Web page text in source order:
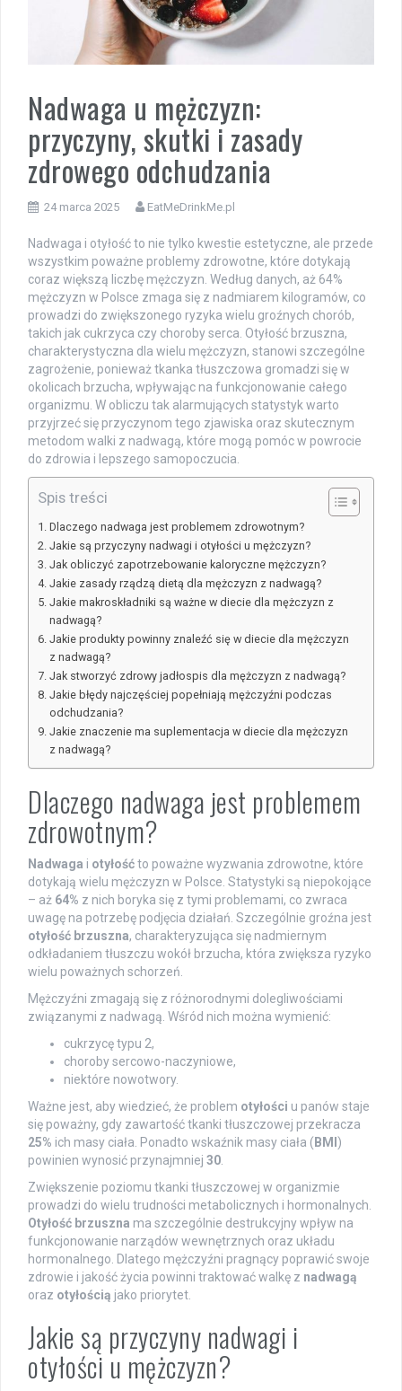
Nadwaga u mężczyzn:
przyczyny, skutki i zasady
zdrowego odchudzania
24 marca 2025 EatMeDrinkMe.pl
Nadwaga i otyłość to nie tylko kwestie estetyczne, ale przede
wszystkim poważne problemy zdrowotne, które dotykają
coraz większą liczbę mężczyzn. Według danych, aż 64%
mężczyzn w Polsce zmaga się z nadmiarem kilogramów, co
prowadzi do zwiększonego ryzyka wielu groźnych chorób,
takich jak cukrzyca czy choroby serca. Otyłość brzuszna,
charakterystyczna dla wielu mężczyzn, stanowi szczególne
zagrożenie, ponieważ tkanka tłuszczowa gromadzi się w
okolicach brzucha, wpływając na funkcjonowanie całego
organizmu. W obliczu tak alarmujących statystyk warto
przyjrzeć się przyczynom tego zjawiska oraz skutecznym
metodom walki z nadwagą, które mogą pomóc w powrocie
do zdrowia i lepszego samopoczucia.
Spis treści
Dlaczego nadwaga jest problemem zdrowotnym?
Jakie są przyczyny nadwagi i otyłości u mężczyzn?
Jak obliczyć zapotrzebowanie kaloryczne mężczyzn?
Jakie zasady rządzą dietą dla mężczyzn z nadwagą?
Jakie makroskładniki są ważne w diecie dla mężczyzn z
nadwagą?
Jakie produkty powinny znaleźć się w diecie dla mężczyzn
z nadwagą?
Jak stworzyć zdrowy jadłospis dla mężczyzn z nadwagą?
Jakie błędy najczęściej popełniają mężczyźni podczas
odchudzania?
Jakie znaczenie ma suplementacja w diecie dla mężczyzn
z nadwagą?
Dlaczego nadwaga jest problemem
zdrowotnym?
Nadwaga i otyłośćto poważne wyzwania zdrowotne, które
dotykają wielu mężczyzn w Polsce. Statystyki są niepokojące
– aż 64% z nich boryka się z tymi problemami, co zwraca
uwagę na potrzebę podjęcia działań. Szczególnie groźna jest
otyłość brzuszna, charakteryzująca się nadmiernym
odkładaniem tłuszczu wokół brzucha, która zwiększa ryzyko
wielu poważnych schorzeń.
Mężczyźni zmagają się z różnorodnymi dolegliwościami
związanymi z nadwagą. Wśród nich można wymienić:
cukrzycę typu 2,
choroby sercowo-naczyniowe,
niektóre nowotwory.
Ważne jest, aby wiedzieć, że problem otyłości u panów staje
się poważny, gdy zawartość tkanki tłuszczowej przekracza
25% ich masy ciała. Ponadto wskaźnik masy ciała ( BMI )
powinien wynosić przynajmniej 30.
Zwiększenie poziomu tkanki tłuszczowej w organizmie
prowadzi do wielu trudności metabolicznych i hormonalnych.
Otyłość brzuszna ma szczególnie destrukcyjny wpływ na
funkcjonowanie narządów wewnętrznych oraz układu
hormonalnego. Dlatego mężczyźni pragnący poprawić swoje
zdrowie i jakość życia powinni traktować walkę z nadwagą
oraz otyłością jako priorytet.
Jakie są przyczyny nadwagi i
otyłości u mężczyzn?